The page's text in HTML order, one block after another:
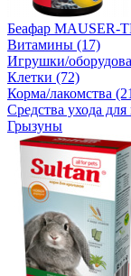
Беафар MAUSER-
Витамины (17)
Игрушки/
Клетки (72)
Корма/лакомства
Средства ухода
Грызуны